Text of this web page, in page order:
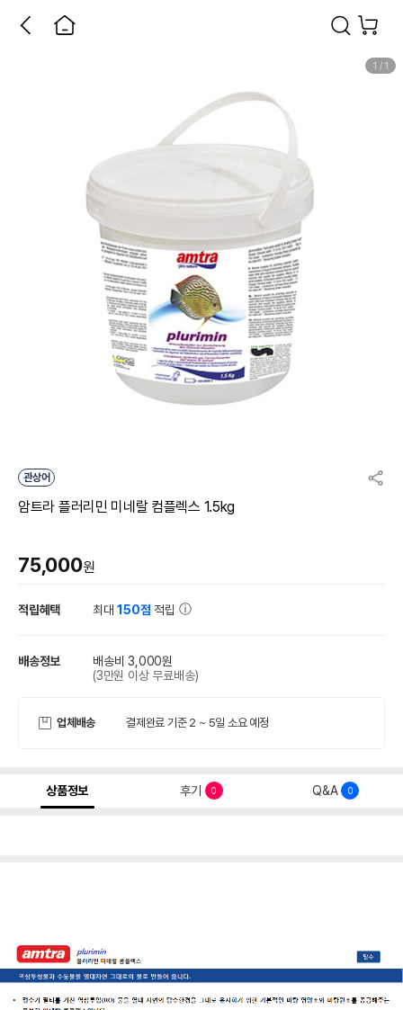
1 / 1
관상어
암트라 플러리민 미네랄 컴플렉스 1.5kg
75,000원
적립혜택 최대150점 적립
배송정보
배송비 3,000원
(3만원 이상 무료배송)
업체배송 결제완료 기준 2 ~ 5일 소요 예정
상품정보 후기 0 Q&A 0